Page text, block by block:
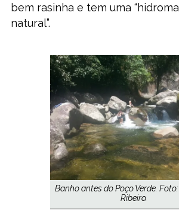
bem rasinha e tem uma
natural”.
Banho antes do Poço Verde.
Ribeiro.